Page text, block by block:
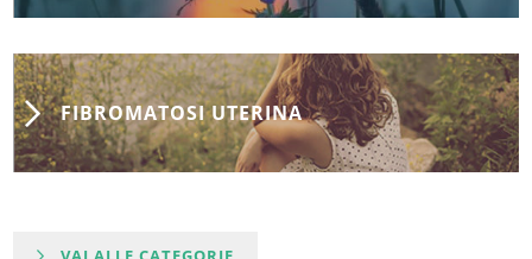
FIBROMATOSI UTERINA